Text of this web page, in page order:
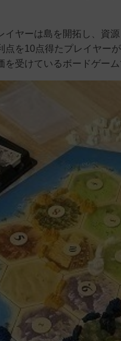
イヤーは島を開拓し、資
点を10点得たプレイヤー
を受けているボードゲー